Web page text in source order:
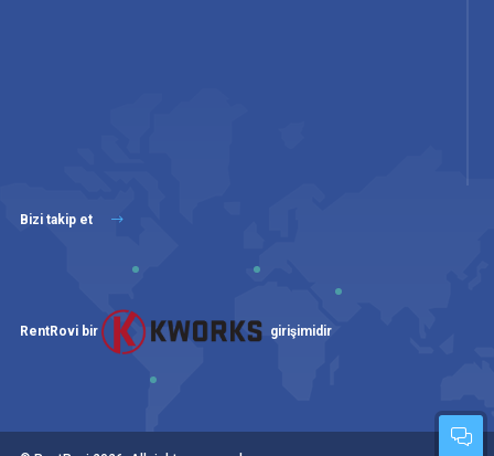
Bizi takip et
RentRovi bir girişimidir